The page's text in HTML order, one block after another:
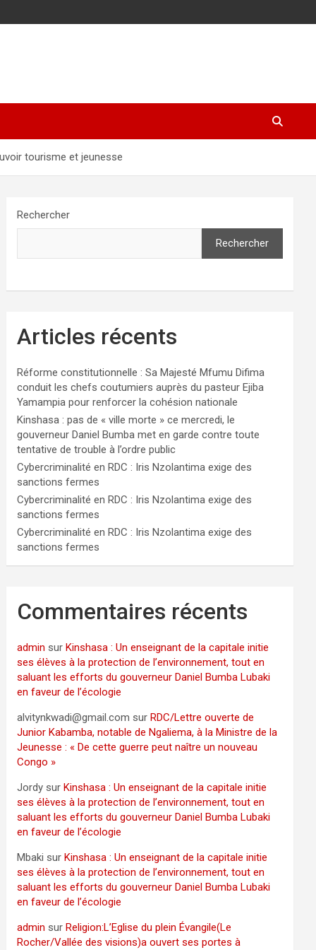
tourisme et jeunesse
Rechercher
Rechercher
Articles récents
Réforme constitutionnelle : Sa Majesté Mfumu Difima
conduit les chefs coutumiers auprès du pasteur Ejiba
Yamampia pour renforcer la cohésion nationale
Kinshasa : pas de « ville morte » ce mercredi, le
gouverneur Daniel Bumba met en garde contre toute
tentative de trouble à l’ordre public
Cybercriminalité en RDC : Iris Nzolantima exige des
sanctions fermes
Cybercriminalité en RDC : Iris Nzolantima exige des
sanctions fermes
Cybercriminalité en RDC : Iris Nzolantima exige des
sanctions fermes
Commentaires récents
admin surKinshasa : Un enseignant de la capitale initie
ses élèves à la protection de l’environnement, tout en
saluant les efforts du gouverneur Daniel Bumba Lubaki
en faveur de l’écologie
alvitynkwadi@gmail.com surRDC/Lettre ouverte de
Junior Kabamba, notable de Ngaliema, à la Ministre de la
Jeunesse : « De cette guerre peut naître un nouveau
Congo »
Jordy surKinshasa : Un enseignant de la capitale initie
ses élèves à la protection de l’environnement, tout en
saluant les efforts du gouverneur Daniel Bumba Lubaki
en faveur de l’écologie
Mbaki surKinshasa : Un enseignant de la capitale initie
ses élèves à la protection de l’environnement, tout en
saluant les efforts du gouverneur Daniel Bumba Lubaki
en faveur de l’écologie
admin surReligion:L’Eglise du plein Évangile(Le
Rocher/Vallée des visions)a ouvert ses portes à